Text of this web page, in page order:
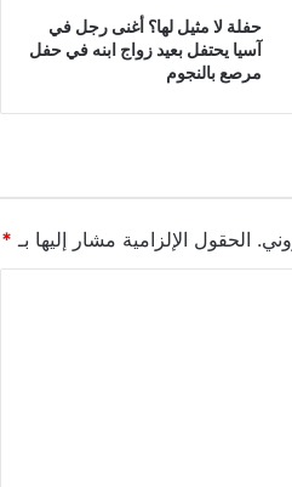
حفلة لا مثيل لها؟ أغنى رجل في
آسيا يحتفل بعيد زواج ابنه في حفل
مرصع بالنجوم
الحقول الإلزامية مشار إليها بـ *